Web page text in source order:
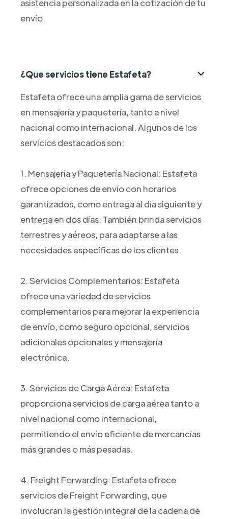
asistencia personalizada en la cotización de tu
envío.
¿Que servicios tiene Estafeta?
Estafeta ofrece una amplia gama de servicios
en mensajería y paquetería, tanto a nivel
nacional como internacional. Algunos de los
servicios destacados son:
1. Mensajería y Paquetería Nacional: Estafeta
ofrece opciones de envío con horarios
garantizados, como entrega al día siguiente y
entrega en dos días. También brinda servicios
terrestres y aéreos, para adaptarse a las
necesidades específicas de los clientes.
2. Servicios Complementarios: Estafeta
ofrece una variedad de servicios
complementarios para mejorar la experiencia
de envío, como seguro opcional, servicios
adicionales opcionales y mensajería
electrónica.
3. Servicios de Carga Aérea: Estafeta
proporciona servicios de carga aérea tanto a
nivel nacional como internacional,
permitiendo el envío eficiente de mercancías
más grandes o más pesadas.
4. Freight Forwarding: Estafeta ofrece
servicios de Freight Forwarding, que
involucran la gestión integral de la cadena de